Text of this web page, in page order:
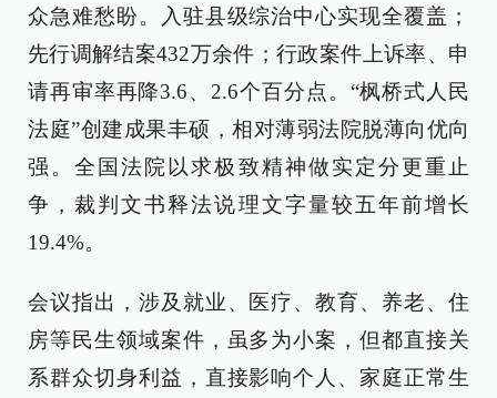
众急难愁盼。入驻县级综治中心实现全覆盖；
先行调解结案432万余件；行政案件上诉率、申
请再审率再降3.6、2.6个百分点。“枫桥式人民
法庭”创建成果丰硕，相对薄弱法院脱薄向优向
强。全国法院以求极致精神做实定分更重止
争，裁判文书释法说理文字量较五年前增长
19.4%。
会议指出，涉及就业、医疗、教育、养老、住
房等民生领域案件，虽多为小案，但都直接关
系群众切身利益，直接影响个人、家庭正常生